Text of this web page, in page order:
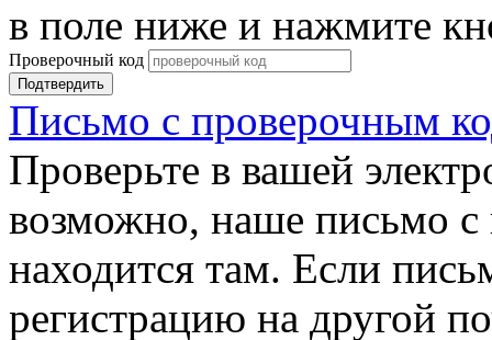
в поле ниже и нажмите
Проверочный код
Подтвердить
Письмо с проверочным
Проверьте в вашей
возможно, наше письмо с
находится там. Если
регистрацию на другой